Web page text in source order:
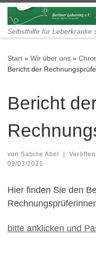
Zum Inhalt springen
Selbsthilfe für Leberkranke
Start » Wir über uns »
Bericht der
Bericht
von Sabine Abel
09/03/2021
Hier finden Sie den
bitte anklicken und